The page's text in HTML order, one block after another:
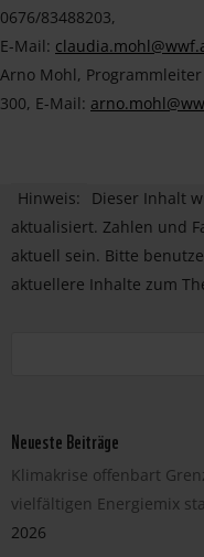
0676/83488203,
E-Mail:
Arno Mohl, Programmleiter
300, E-Mail:
Hinweis:
Dieser Inhalt
aktualisiert. Zahlen und
aktuell sein. Bitte
aktuellere Inhalte zum
Neueste Beiträge
Klimakrise offenbart
vielfältigen Energiemix
2026